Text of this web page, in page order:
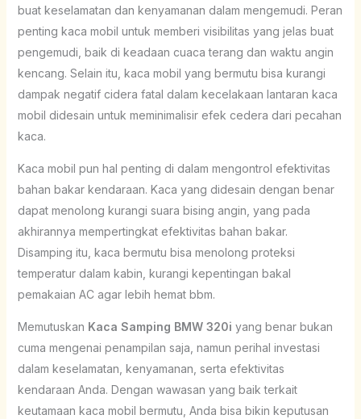
buat keselamatan dan kenyamanan dalam mengemudi. Peran
penting kaca mobil untuk memberi visibilitas yang jelas buat
pengemudi, baik di keadaan cuaca terang dan waktu angin
kencang. Selain itu, kaca mobil yang bermutu bisa kurangi
dampak negatif cidera fatal dalam kecelakaan lantaran kaca
mobil didesain untuk meminimalisir efek cedera dari pecahan
kaca.
Kaca mobil pun hal penting di dalam mengontrol efektivitas
bahan bakar kendaraan. Kaca yang didesain dengan benar
dapat menolong kurangi suara bising angin, yang pada
akhirannya mempertingkat efektivitas bahan bakar.
Disamping itu, kaca bermutu bisa menolong proteksi
temperatur dalam kabin, kurangi kepentingan bakal
pemakaian AC agar lebih hemat bbm.
Memutuskan Kaca Samping BMW 320i yang benar bukan
cuma mengenai penampilan saja, namun perihal investasi
dalam keselamatan, kenyamanan, serta efektivitas
kendaraan Anda. Dengan wawasan yang baik terkait
keutamaan kaca mobil bermutu, Anda bisa bikin keputusan